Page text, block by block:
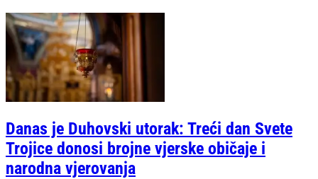
Danas je Duhovski utorak: Treći dan Svete
Trojice donosi brojne vjerske običaje i
narodna vjerovanja